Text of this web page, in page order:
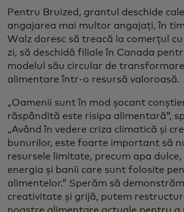
Pentru Bruized, grantul deschide
angajarea mai multor angajați, în
Walz doresc să treacă la comerțul
zi, să deschidă filiale în Canada
modelul său circular de
alimentare într-o resursă valoroasă.
„Oamenii sunt în mod șocant
răspândită este risipa alimentară”,
„Având în vedere criza climatică și
bunurilor, este foarte important să
resursele limitate, precum apa
energia și banii care sunt folosite
alimentelor.” Sperăm să
creativitate și grijă, putem